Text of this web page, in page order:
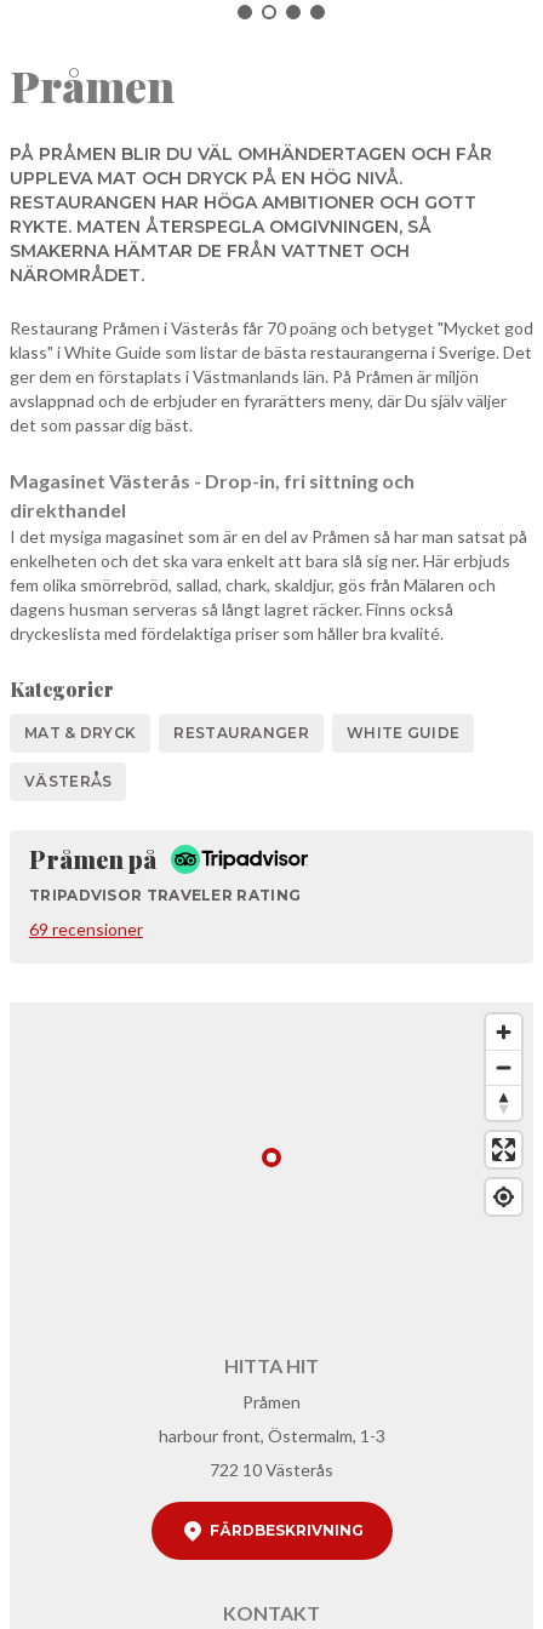
SALA
SKINNSKATTEBERG
SURAHAMMAR
VÄSTERÅS
Sök
Pråmen
PÅ PRÅMEN BLIR DU VÄL OMHÄNDERTAGEN OCH FÅR
UPPLEVA MAT OCH DRYCK PÅ EN HÖG NIVÅ.
RESTAURANGEN HAR HÖGA AMBITIONER OCH GOTT
RYKTE. MATEN ÅTERSPEGLA OMGIVNINGEN, SÅ
SMAKERNA HÄMTAR DE FRÅN VATTNET OCH
NÄROMRÅDET.
Restaurang Pråmen i Västerås får 70 poäng och betyget "Mycket god
klass" i White Guide som listar de bästa restaurangerna i Sverige. Det
ger dem en förstaplats i Västmanlands län. På Pråmen är miljön
avslappnad och de erbjuder en fyrarätters meny, där Du själv väljer
det som passar dig bäst.
Magasinet Västerås - Drop-in, fri sittning och
direkthandel
I det mysiga magasinet som är en del av Pråmen så har man satsat på
enkelheten och det ska vara enkelt att bara slå sig ner. Här erbjuds
fem olika smörrebröd, sallad, chark, skaldjur, gös från Mälaren och
dagens husman serveras så långt lagret räcker. Finns också
dryckeslista med fördelaktiga priser som håller bra kvalité.
Kategorier
MAT & DRYCK RESTAURANGER WHITE GUIDE
VÄSTERÅS
Pråmen på Tripadvisor
TRIPADVISOR TRAVELER RATING
69 recensioner
HITTA HIT
Pråmen
harbour front, Östermalm, 1-3
722 10 Västerås
FÄRDBESKRIVNING
KONTAKT